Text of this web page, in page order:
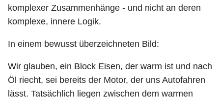
komplexer Zusammenhänge - und nicht an deren
komplexe, innere Logik.
In einem bewusst überzeichneten Bild:
Wir glauben, ein Block Eisen, der warm ist und nach
Öl riecht, sei bereits der Motor, der uns Autofahren
lässt. Tatsächlich liegen zwischen dem warmen